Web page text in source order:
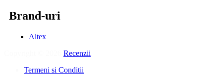
Brand-uri
Altex
Recenzii
Termeni si Conditii